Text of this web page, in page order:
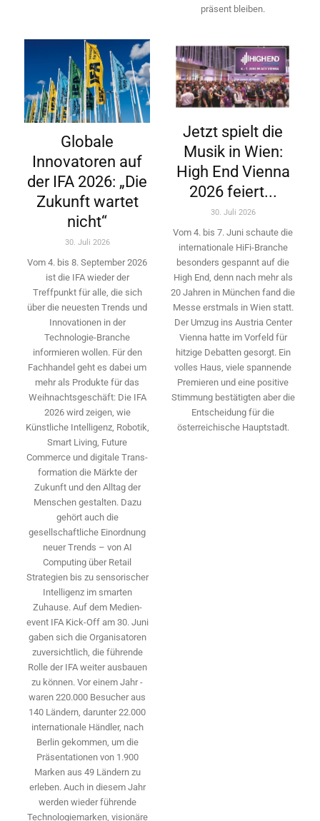
präsent bleiben.
Globale
Innovatoren auf
der IFA 2026: „Die
Zukunft wartet
nicht“
30. Juli 2026
Vom 4. bis 8. September 2026
ist die IFA wieder der
Treffpunkt für alle, die sich
über die neuesten Trends und
Innovationen in der
Technologie-­Branche
informieren wollen. Für den
Fachhandel geht es dabei um
mehr als Produkte für das
Weihnachtsgeschäft: Die IFA
2026 wird ­zeigen, wie
Künstliche Intelligenz, Robotik,
Smart Living, Future
Commerce und digitale Trans­
formation die Märkte der
Zukunft und den Alltag der
Menschen gestalten. Dazu
gehört auch die
gesellschaftliche Einordnung
neuer Trends – von AI
Computing über Retail
Strategien bis zu sensorischer
Intelligenz im smarten
Zuhause. Auf dem Medien­
event IFA Kick-Off am 30. Juni
gaben sich die Organisatoren
zuversichtlich, die führende
Rolle der IFA weiter ausbauen
zu können. Vor einem Jahr ­
waren 220.000 Besucher aus
140 ­Ländern, ­darunter 22.000
internationale Händler, nach
Berlin gekommen, um die
Präsen­tationen von 1.900
Marken aus 49 Ländern zu
erleben. Auch in diesem Jahr
werden wieder führende
Technologiemarken, visionäre
Jetzt spielt die
Musik in Wien:
High End Vienna
2026 feiert...
30. Juli 2026
Vom 4. bis 7. Juni schaute die
internationale HiFi-Branche
besonders gespannt auf die
High End, denn nach mehr als
20 Jahren in München fand die
Messe erstmals in Wien statt.
Der Umzug ins Austria Center
Vienna hatte im Vorfeld für
hitzige Debatten gesorgt. Ein
volles Haus, viele spannende
Premieren und eine positive
Stimmung bestätigten aber die
Entscheidung für die
österreichische Hauptstadt.